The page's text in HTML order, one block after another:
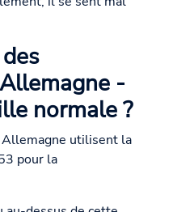
-
normale ?
utilisent la
pour la